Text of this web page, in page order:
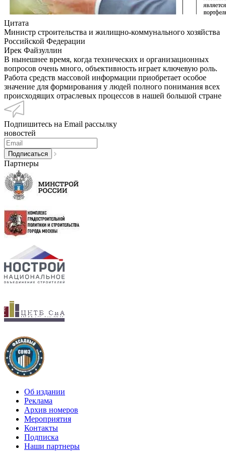
Цитата
Министр строительства и жилищно-коммунального хозяйства
Российской Федерации
Ирек Файзуллин
В нынешнее время, когда технических и организационных
вопросов очень много, объективность играет ключевую роль.
Работа средств массовой информации приобретает особое
значение для формирования у людей полного понимания всех
происходящих отраслевых процессов в нашей большой стране
Подпишитесь на Email рассылку
новостей
Партнеры
Об издании
Реклама
Архив номеров
Мероприятия
Контакты
Подписка
Наши партнеры